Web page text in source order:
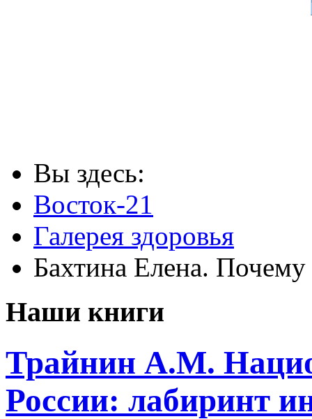
Вы здесь:
Восток-21
Галерея здоровья
Бахтина Елена.
Наши книги
Трайнин А.М.
России: лабиринт